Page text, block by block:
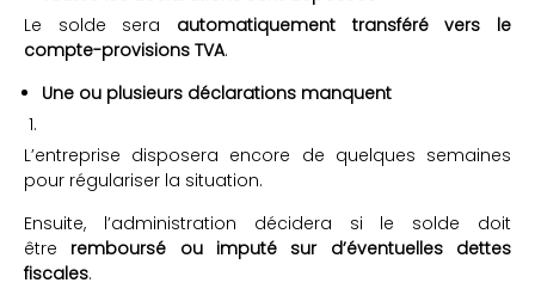
Le solde sera automatiquement transféré vers le
compte-provisions TVA.
Une ou plusieurs déclarations manquent
L’entreprise disposera encore de quelques semaines
pour régulariser la situation.
Ensuite, l’administration décidera si le solde doit
être remboursé ou imputé sur d’éventuelles dettes
fiscales.